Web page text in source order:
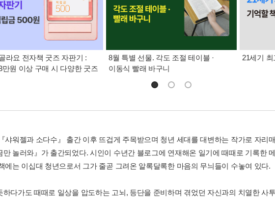
라요 전자책 굿즈 자판기 :
만원 이상 구매 시 다양한 굿즈
8월 특별 선물. 각도 조절 테이블 ·
이동식 빨래 바구니
21세기 최
샤워젤과 소다수』 출간 이후 뜨겁게 주목받으며 청년 세대를 대변하는 작가로 자리
만 놀러와』가 출간되었다. 시인이 수년간 블로그에 연재해온 일기에 때때로 기록한
에는 이십대 청년으로서 그가 줄곧 그려온 알록달록한 마음의 무늬들이 수놓여 있다.
하다가도 때때로 일상을 압도하는 고뇌, 등단을 준비하며 겪었던 자신과의 치열한 사